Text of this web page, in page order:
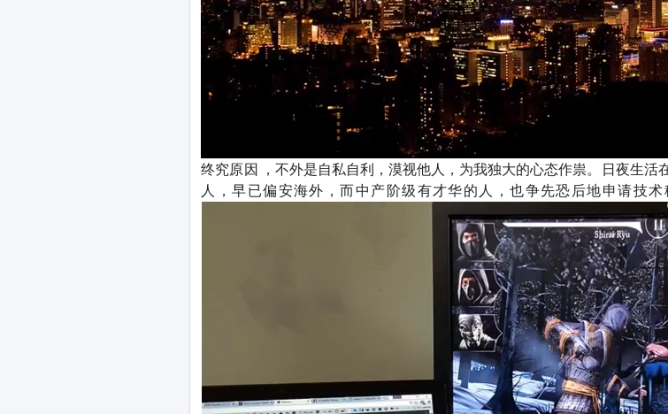
终究原因 ，不外是自私自利，漠视他人，为我独大的心态作祟。日夜生活
人，早已偏安海外，而中产阶级有才华的人，也争先恐后地申请技